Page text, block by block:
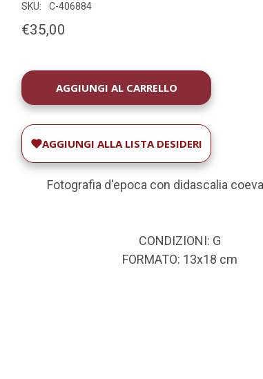
SKU: C-406884
€35,00
DISPONIBILITÀ
ATTUALE:
AGGIUNGI ALLA LISTA DESIDERI
Fotografia d'epoca con didascalia
CONDIZIONI: G
FORMATO: 13x18 cm